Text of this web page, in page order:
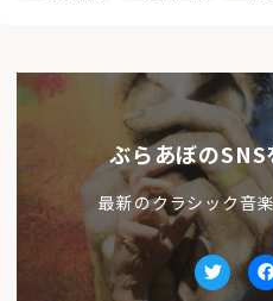
ぶらあぼの
最新のクラシック音